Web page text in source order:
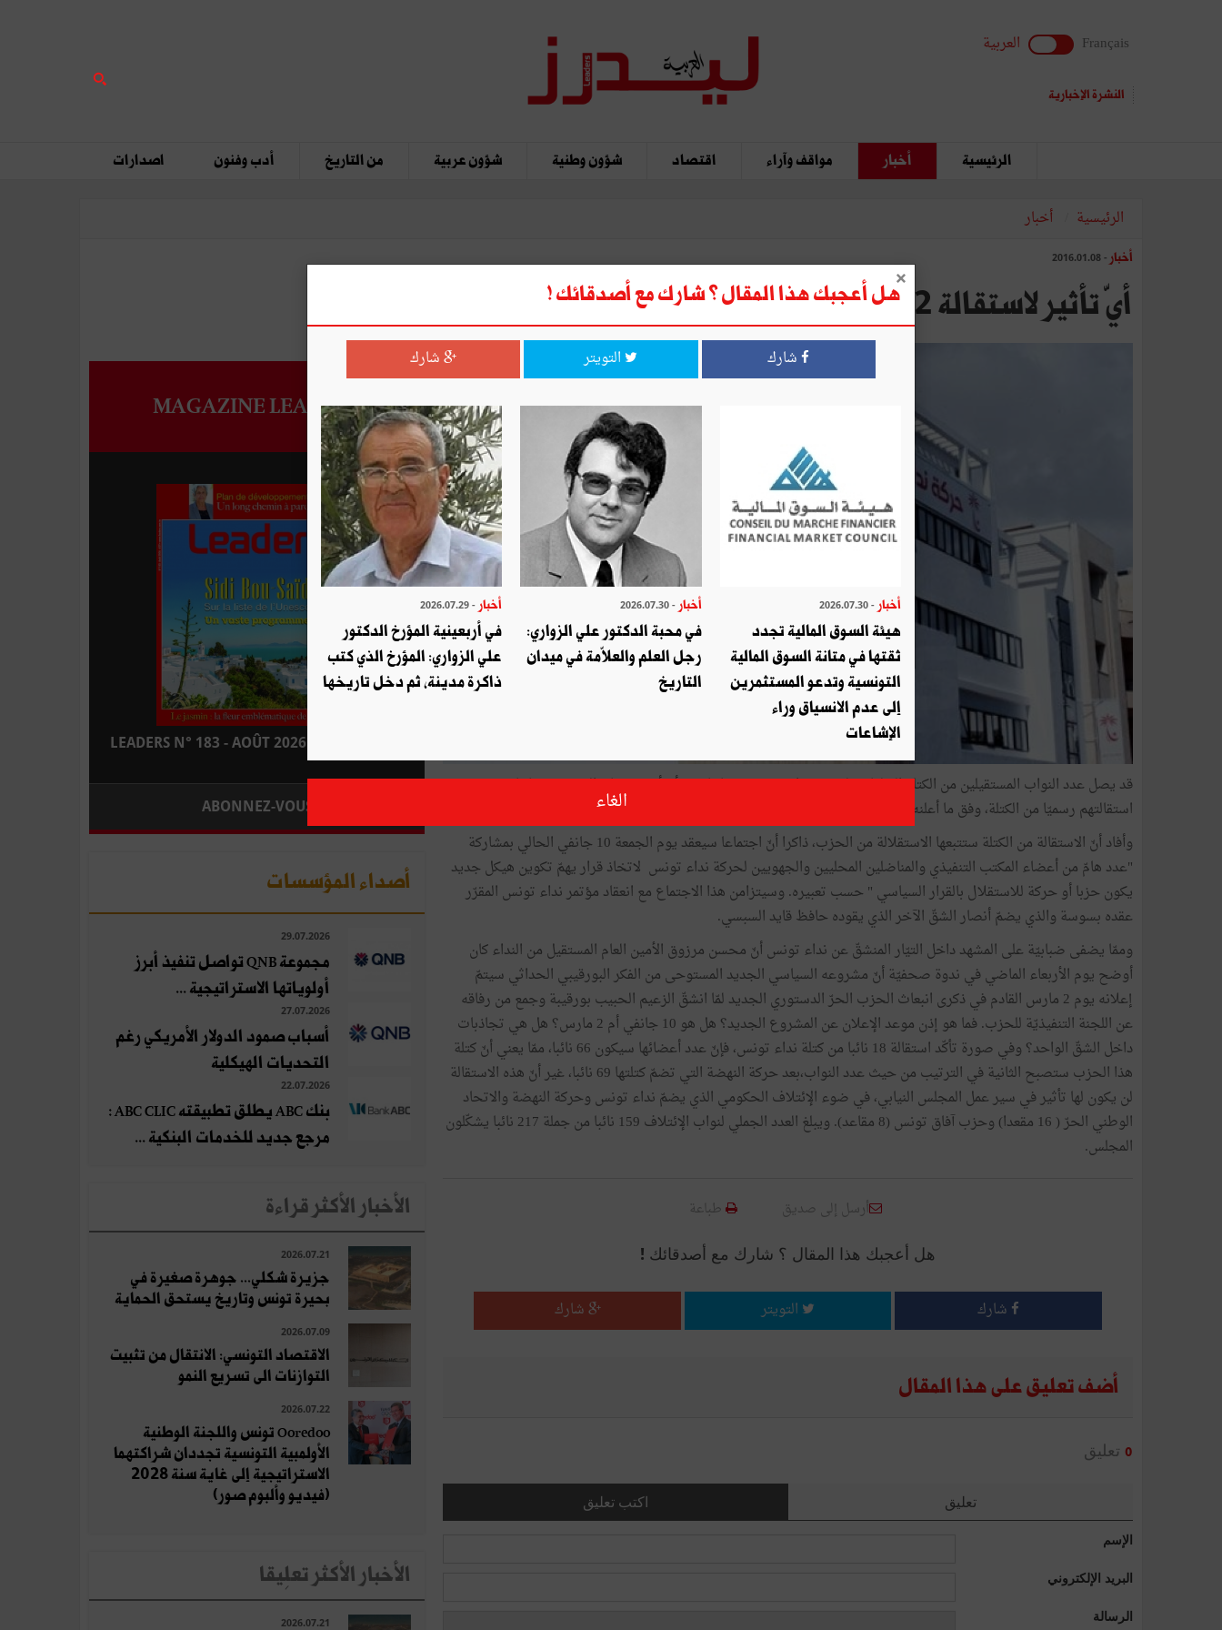
Français العربية
النشرة الإخبارية
الرئيسية أخبار مواقف وآراء اقتصاد شؤون وطنية شؤون عربية من التاريخ أدب وفنون اصدارات
الرئيسية أخبار
أخبار - 2016.01.08
أيّ تأثير لاستقالة 12 نائبا من الكتلة البرلمانيّة لنداء تونس؟
قد يصل عدد النواب المستقيلين من الكتلة البرلمانيّة لحركة نداء تونس 18 نائبا، بعد أن أودع صباح الجمعة 12 نائبا
استقالتهم رسميّا من الكتلة، وفق ما أعلنه النائب عبادة الكافي.
وأفاد أنّ الاستقالة من الكتلة ستتبعها الاستقلالة من الحزب، ذاكرا أنّ اجتماعا سيعقد يوم الجمعة 10 جانفي الحالي بمشاركة
"عدد هامّ من أعضاء المكتب التنفيذي والمناضلين المحليين والجهويين لحركة نداء تونس لاتخاذ قرار يهمّ تكوين هيكل جديد
يكون حزبا أو حركة للاستقلال بالقرار السياسي " حسب تعبيره. وسيتزامن هذا الاجتماع مع انعقاد مؤتمر نداء تونس المقرّر
عقده بسوسة والذي يضمّ أنصار الشقّ الآخر الذي يقوده حافظ قايد السبسي.
وممّا يضفى ضبابيّة على المشهد داخل التيّار المنشقّ عن نداء تونس أنّ محسن مرزوق الأمين العام المستقيل من النداء كان
أوضح يوم الأربعاء الماضي في ندوة صحفيّة أنّ مشروعه السياسي الجديد المستوحى من الفكر البورقيبي الحداثي سيتمّ
إعلانه يوم 2 مارس القادم في ذكرى انبعاث الحزب الحرّ الدستوري الجديد لمّا انشقّ الزعيم الحبيب بورقيبة وجمع من رفاقه
عن اللجنة التنفيذيّة للحزب. فما هو إذن موعد الإعلان عن المشروع الجديد؟ هل هو 10 جانفي أم 2 مارس؟ هل هي تجاذبات
داخل الشقّ الواحد؟ وفي صورة تأكّد استقالة 18 نائبا من كتلة نداء تونس، فإنّ عدد أعضائها سيكون 66 نائبا، ممّا يعني أنّ كتلة
هذا الحزب ستصبح الثانية في الترتيب من حيث عدد النواب،بعد حركة النهضة التي تضمّ كتلتها 69 نائبا، غير أنّ هذه الاستقالة
لن يكون لها تأثير في سير عمل المجلس النيابي، في ضوء الإئتلاف الحكومي الذي يضمّ نداء تونس وحركة النهضة والاتحاد
الوطني الحرّ ( 16 مقعدا) وحزب آفاق تونس (8 مقاعد). ويبلغ العدد الجملي لنواب الإئتلاف 159 نائبا من جملة 217 نائبا يشكّلون
المجلس.
أرسل إلى صديق طباعة
هل أعجبك هذا المقال ؟ شارك مع أصدقائك !
شارك التويتر شارك
أضف تعليق على هذا المقال
0 تعليق
اكتب تعليق تعليق
الإسم
البريد الإلكتروني
الرسالة
MAGAZINE LEADERS
LEADERS N° 183 - AOÛT 2026 : EN KIOSQUE
ABONNEZ-VOUS
أصداء المؤسسات
29.07.2026
مجموعة QNB تواصل تنفيذ أبرز
أولوياتها الاستراتيجية ...
27.07.2026
أسباب صمود الدولار الأمريكي رغم
التحديات الهيكلية
22.07.2026
بنك ABC يطلق تطبيقته ABC CLIC :
مرجع جديد للخدمات البنكية ...
الأخبار الأكثر قراءة
2026.07.21
جزيرة شكلي... جوهرة صغيرة في
بحيرة تونس وتاريخ يستحق الحماية
2026.07.09
الاقتصاد التونسي: الانتقال من تثبيت
التوازنات الى تسريع النمو
2026.07.22
Ooredoo تونس واللجنة الوطنية
الأولمبية التونسية تجددان شراكتهما
الاستراتيجية إلى غاية سنة 2028
(فيديو وألبوم صور)
الأخبار الأكثر تعلِيقا
2026.07.21
هل أعجبك هذا المقال ؟ شارك مع أصدقائك !
شارك التويتر شارك
أخبار - 2026.07.30
هيئة السوق المالية تجدد
ثقتها في متانة السوق المالية
التونسية وتدعو المستثمرين
إلى عدم الانسياق وراء
الإشاعات
أخبار - 2026.07.30
في محبة الدكتور علي الزواري:
رجل العلم والعلاّمة في ميدان
التاريخ
أخبار - 2026.07.29
في أربعينية المؤرخ الدكتور
علي الزواري: المؤرخ الذي كتب
ذاكرة مدينة، ثم دخل تاريخها
الغاء